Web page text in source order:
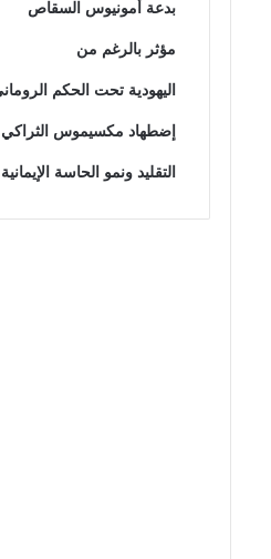
بدعة أمونيوس السقاص
مؤثر بالرغم من
اليهودية تحت الحكم
إضطهاد مكسيموس الثراكي
التقليد ونمو الحاسة